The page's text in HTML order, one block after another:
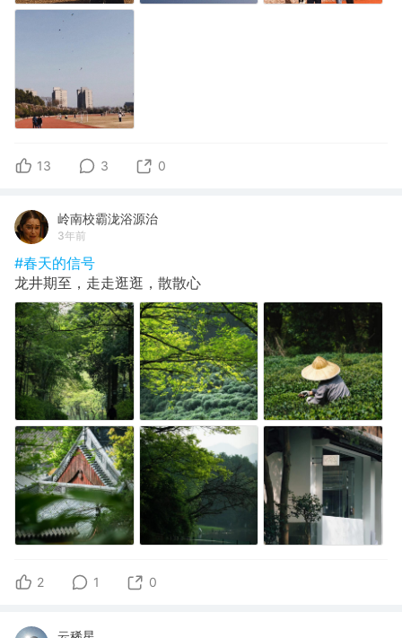
13 3 0
岭南校霸泷浴源治
3年前
#春天的信号
龙井期至，走走逛逛，散散心
2 1 0